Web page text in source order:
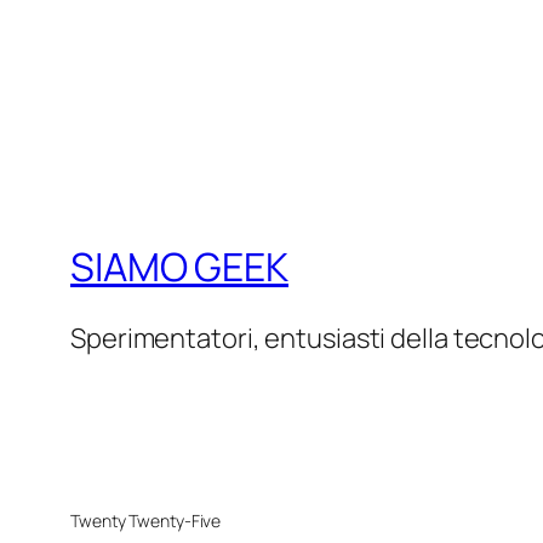
SIAMO GEEK
Sperimentatori, entusiasti della
Twenty Twenty-Five